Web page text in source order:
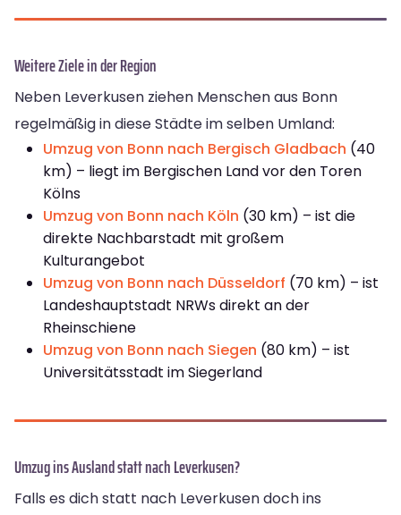
Weitere Ziele in der Region
Neben Leverkusen ziehen Menschen aus Bonn
regelmäßig in diese Städte im selben Umland:
Umzug von Bonn nach Bergisch Gladbach (40
km) – liegt im Bergischen Land vor den Toren
Kölns
Umzug von Bonn nach Köln (30 km) – ist die
direkte Nachbarstadt mit großem
Kulturangebot
Umzug von Bonn nach Düsseldorf (70 km) – ist
Landeshauptstadt NRWs direkt an der
Rheinschiene
Umzug von Bonn nach Siegen (80 km) – ist
Universitätsstadt im Siegerland
Umzug ins Ausland statt nach Leverkusen?
Falls es dich statt nach Leverkusen doch ins